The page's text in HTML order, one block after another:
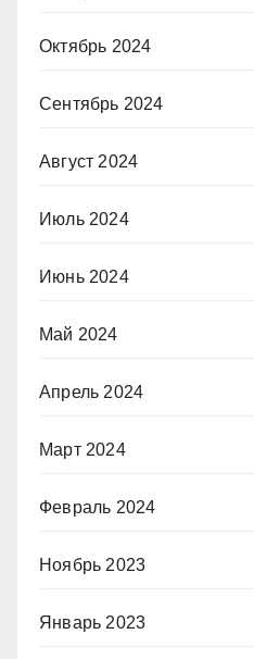
Октябрь 2024
Сентябрь 2024
Август 2024
Июль 2024
Июнь 2024
Май 2024
Апрель 2024
Март 2024
Февраль 2024
Ноябрь 2023
Январь 2023